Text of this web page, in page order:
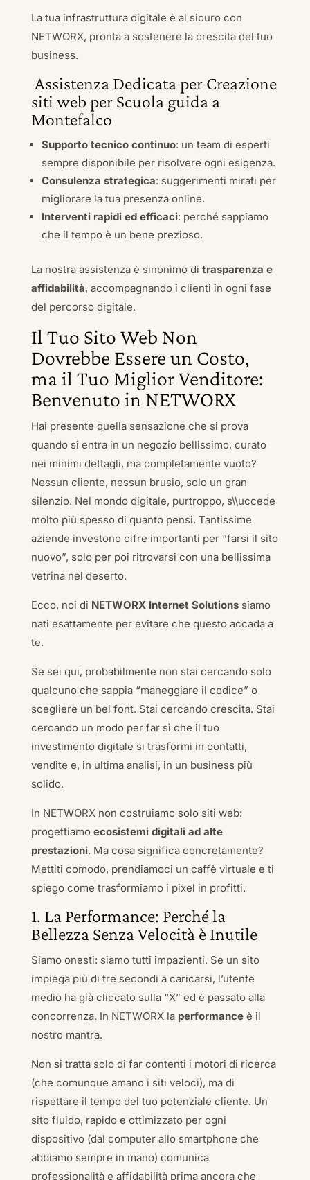
La tua infrastruttura digitale è al sicuro con
NETWORX, pronta a sostenere la crescita del tuo
business.
Assistenza Dedicata per Creazione
siti web per Scuola guida a
Montefalco
Supporto tecnico continuo: un team di esperti
sempre disponibile per risolvere ogni esigenza.
Consulenza strategica: suggerimenti mirati per
migliorare la tua presenza online.
Interventi rapidi ed efficaci: perché sappiamo
che il tempo è un bene prezioso.
La nostra assistenza è sinonimo di trasparenza e
affidabilità, accompagnando i clienti in ogni fase
del percorso digitale.
Il Tuo Sito Web Non
Dovrebbe Essere un Costo,
ma il Tuo Miglior Venditore:
Benvenuto in NETWORX
Hai presente quella sensazione che si prova
quando si entra in un negozio bellissimo, curato
nei minimi dettagli, ma completamente vuoto?
Nessun cliente, nessun brusio, solo un gran
silenzio. Nel mondo digitale, purtroppo, s\\uccede
molto più spesso di quanto pensi. Tantissime
aziende investono cifre importanti per “farsi il sito
nuovo”, solo per poi ritrovarsi con una bellissima
vetrina nel deserto.
Ecco, noi di NETWORX Internet Solutionssiamo
nati esattamente per evitare che questo accada a
te.
Se sei qui, probabilmente non stai cercando solo
qualcuno che sappia “maneggiare il codice” o
scegliere un bel font. Stai cercando crescita. Stai
cercando un modo per far sì che il tuo
investimento digitale si trasformi in contatti,
vendite e, in ultima analisi, in un business più
solido.
In NETWORX non costruiamo solo siti web:
progettiamo ecosistemi digitali ad alte
prestazioni. Ma cosa significa concretamente?
Mettiti comodo, prendiamoci un caffè virtuale e ti
spiego come trasformiamo i pixel in profitti.
1. La Performance: Perché la
Bellezza Senza Velocità è Inutile
Siamo onesti: siamo tutti impazienti. Se un sito
impiega più di tre secondi a caricarsi, l’utente
medio ha già cliccato sulla “X” ed è passato alla
concorrenza. In NETWORX la performanceè il
nostro mantra.
Non si tratta solo di far contenti i motori di ricerca
(che comunque amano i siti veloci), ma di
rispettare il tempo del tuo potenziale cliente. Un
sito fluido, rapido e ottimizzato per ogni
dispositivo (dal computer allo smartphone che
abbiamo sempre in mano) comunica
professionalità e affidabilità prima ancora che